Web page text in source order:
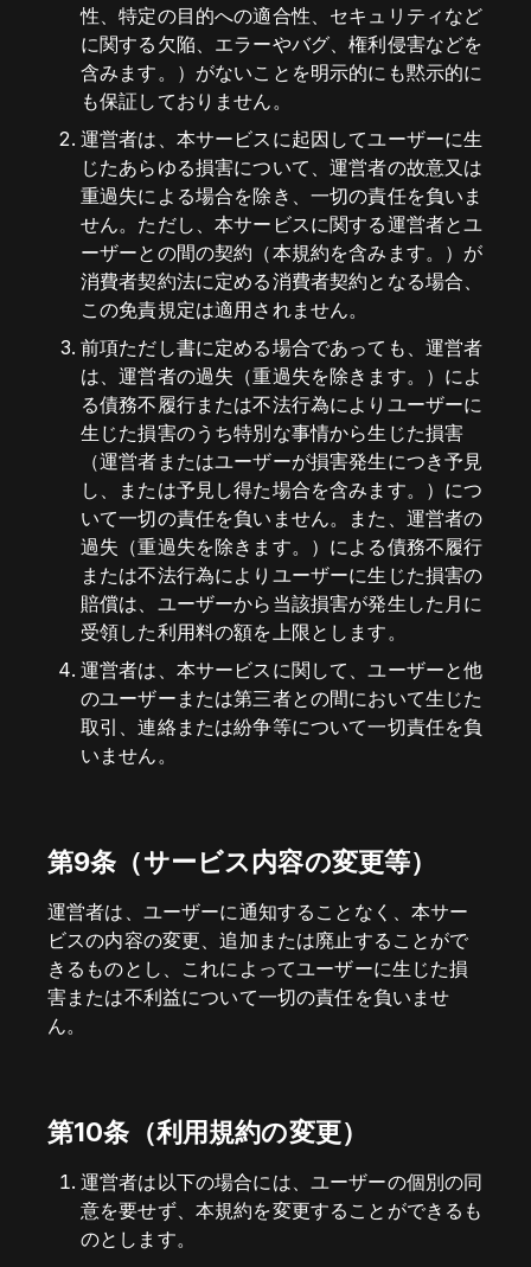
性、特定の目的への適合性、セキュリティなど
に関する欠陥、エラーやバグ、権利侵害などを
含みます。）がないことを明示的にも黙示的に
も保証しておりません。
運営者は、本サービスに起因してユーザーに生
じたあらゆる損害について、運営者の故意又は
重過失による場合を除き、一切の責任を負いま
せん。ただし、本サービスに関する運営者とユ
ーザーとの間の契約（本規約を含みます。）が
消費者契約法に定める消費者契約となる場合、
この免責規定は適用されません。
前項ただし書に定める場合であっても、運営者
は、運営者の過失（重過失を除きます。）によ
る債務不履行または不法行為によりユーザーに
生じた損害のうち特別な事情から生じた損害
（運営者またはユーザーが損害発生につき予見
し、または予見し得た場合を含みます。）につ
いて一切の責任を負いません。また、運営者の
過失（重過失を除きます。）による債務不履行
または不法行為によりユーザーに生じた損害の
賠償は、ユーザーから当該損害が発生した月に
受領した利用料の額を上限とします。
運営者は、本サービスに関して、ユーザーと他
のユーザーまたは第三者との間において生じた
取引、連絡または紛争等について一切責任を負
いません。
第9条（サービス内容の変更等）
運営者は、ユーザーに通知することなく、本サー
ビスの内容の変更、追加または廃止することがで
きるものとし、これによってユーザーに生じた損
害または不利益について一切の責任を負いませ
ん。
第10条（利用規約の変更）
運営者は以下の場合には、ユーザーの個別の同
意を要せず、本規約を変更することができるも
のとします。